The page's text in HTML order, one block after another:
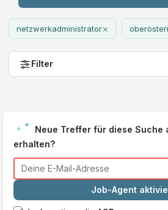
netzwerkadministrator×
Filter
Neue Treffer für diese Suche
erhalten?
Job-Agent